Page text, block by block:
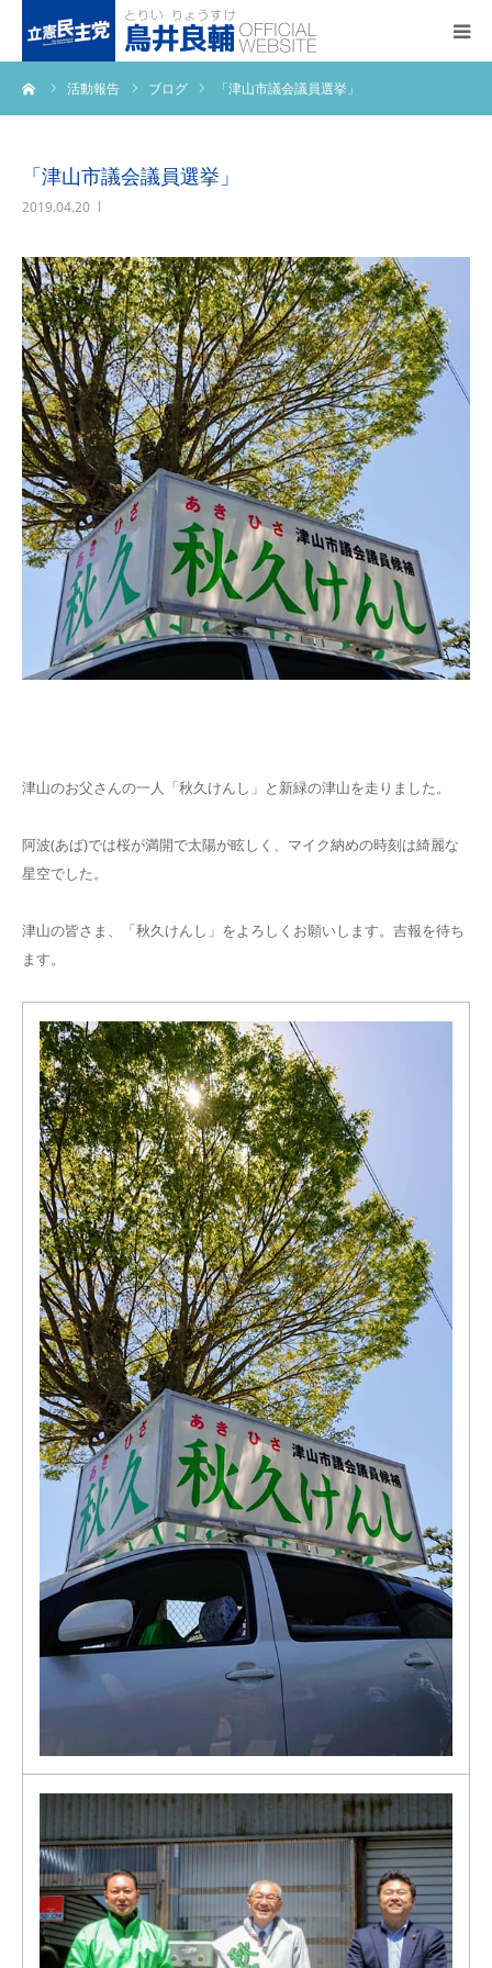
活動報告 ブログ 「津山市議会議員選挙」
「津山市議会議員選挙」
2019.04.20
津山のお父さんの一人「秋久けんし」と新緑の津山を走りました。
阿波(あば)では桜が満開で太陽が眩しく、マイク納めの時刻は綺麗な
星空でした。
津山の皆さま、「秋久けんし」をよろしくお願いします。吉報を待ち
ます。
トップページ
プロフィール
事務所アクセス
活動報告